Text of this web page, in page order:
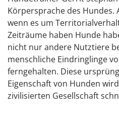
Körpersprache des Hundes.
wenn es um
Zeiträume haben Hunde
nicht nur andere Nutztiere
menschliche Eindringlinge
ferngehalten. Diese
Eigenschaft von Hunden
zivilisierten Gesellschaft